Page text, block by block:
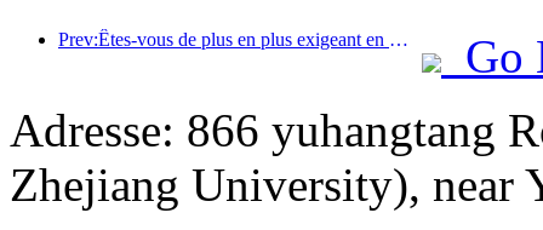
Prev:Êtes-vous de plus en plus exigeant en matière d’hôtels ? Les marques de milieu et haut de gamme « choisissent » toutes les détails
Go
Adresse: 866 yuhangtang
Zhejiang University), near